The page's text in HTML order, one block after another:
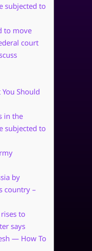
subjected to
to move
court
Should
in the
subjected to
by
country –
to
says
— How To